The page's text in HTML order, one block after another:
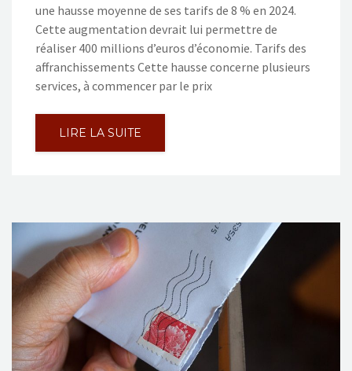
une hausse moyenne de ses tarifs de 8 % en 2024.
Cette augmentation devrait lui permettre de
réaliser 400 millions d’euros d’économie. Tarifs des
affranchissements Cette hausse concerne plusieurs
services, à commencer par le prix
LIRE LA SUITE